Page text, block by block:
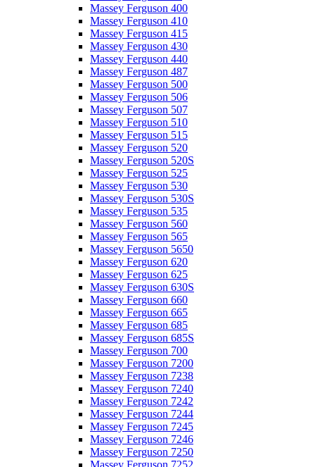
Massey Ferguson 400
Massey Ferguson 410
Massey Ferguson 415
Massey Ferguson 430
Massey Ferguson 440
Massey Ferguson 487
Massey Ferguson 500
Massey Ferguson 506
Massey Ferguson 507
Massey Ferguson 510
Massey Ferguson 515
Massey Ferguson 520
Massey Ferguson 520S
Massey Ferguson 525
Massey Ferguson 530
Massey Ferguson 530S
Massey Ferguson 535
Massey Ferguson 560
Massey Ferguson 565
Massey Ferguson 5650
Massey Ferguson 620
Massey Ferguson 625
Massey Ferguson 630S
Massey Ferguson 660
Massey Ferguson 665
Massey Ferguson 685
Massey Ferguson 685S
Massey Ferguson 700
Massey Ferguson 7200
Massey Ferguson 7238
Massey Ferguson 7240
Massey Ferguson 7242
Massey Ferguson 7244
Massey Ferguson 7245
Massey Ferguson 7246
Massey Ferguson 7250
Massey Ferguson 7252